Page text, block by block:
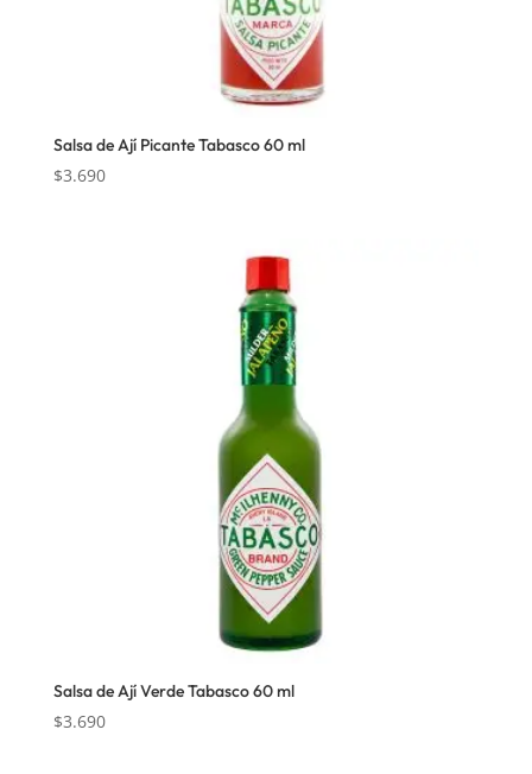
Salsa de Ají Picante Tabasco 60 ml
$3.690
Salsa de Ají Verde Tabasco 60 ml
$3.690